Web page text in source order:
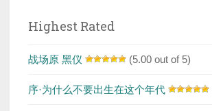
Highest Rated
战场原 黑仪 (5.00 out of 5)
序·为什么不要出生在这个年代